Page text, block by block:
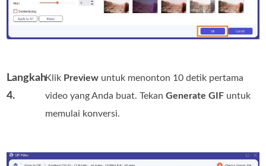
Langkah
4.
Klik Preview untuk menonton 10 detik pertama
video yang Anda buat. TekanGenerate GIF untuk
memulai konversi.